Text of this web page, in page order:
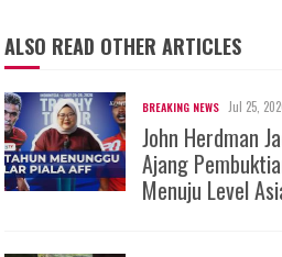
ALSO READ OTHER ARTICLES
BREAKING NEWS Jul 25,
John Herdman
Ajang
Menuju Level